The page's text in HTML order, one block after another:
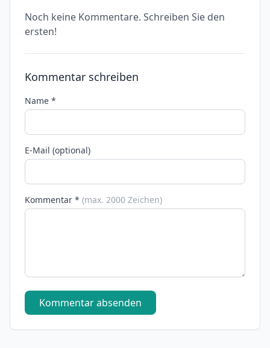
Noch keine Kommentare. Schreiben Sie den
ersten!
Kommentar schreiben
Name *
E-Mail (optional)
Kommentar * (max. 2000 Zeichen)
Kommentar absenden